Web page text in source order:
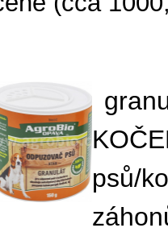
psů/